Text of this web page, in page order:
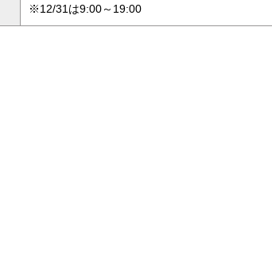
※12/31は9:00～19:00